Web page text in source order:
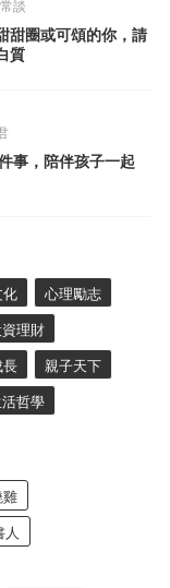
談
甜圈或可頌的你，請
質
事，陪伴孩子一起
化 心理勵志
資理財
長 親子天下
活哲學
雞
人